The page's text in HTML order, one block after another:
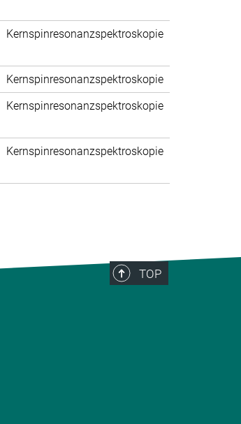
Kernspinresonanzspektroskopie
Kernspinresonanzspektroskopie
Kernspinresonanzspektroskopie
Kernspinresonanzspektroskopie
TOP